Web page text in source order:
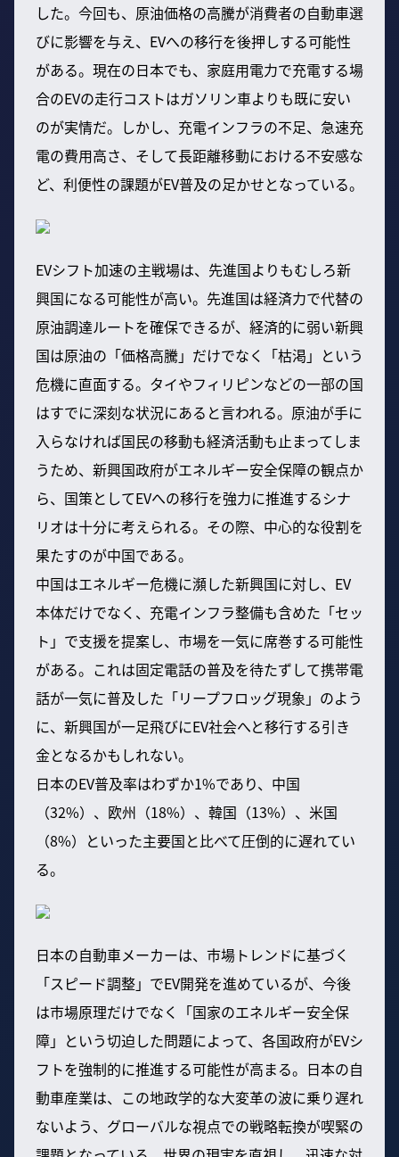
した。今回も、原油価格の高騰が消費者の自動車選
びに影響を与え、EVへの移行を後押しする可能性
がある。現在の日本でも、家庭用電力で充電する場
合のEVの走行コストはガソリン車よりも既に安い
のが実情だ。しかし、充電インフラの不足、急速充
電の費用高さ、そして長距離移動における不安感な
ど、利便性の課題がEV普及の足かせとなっている。
EVシフト加速の主戦場は、先進国よりもむしろ新
興国になる可能性が高い。先進国は経済力で代替の
原油調達ルートを確保できるが、経済的に弱い新興
国は原油の「価格高騰」だけでなく「枯渇」という
危機に直面する。タイやフィリピンなどの一部の国
はすでに深刻な状況にあると言われる。原油が手に
入らなければ国民の移動も経済活動も止まってしま
うため、新興国政府がエネルギー安全保障の観点か
ら、国策としてEVへの移行を強力に推進するシナ
リオは十分に考えられる。その際、中心的な役割を
果たすのが中国である。
中国はエネルギー危機に瀕した新興国に対し、EV
本体だけでなく、充電インフラ整備も含めた「セッ
ト」で支援を提案し、市場を一気に席巻する可能性
がある。これは固定電話の普及を待たずして携帯電
話が一気に普及した「リープフロッグ現象」のよう
に、新興国が一足飛びにEV社会へと移行する引き
金となるかもしれない。
日本のEV普及率はわずか1%であり、中国
（32%）、欧州（18%）、韓国（13%）、米国
（8%）といった主要国と比べて圧倒的に遅れてい
る。
日本の自動車メーカーは、市場トレンドに基づく
「スピード調整」でEV開発を進めているが、今後
は市場原理だけでなく「国家のエネルギー安全保
障」という切迫した問題によって、各国政府がEVシ
フトを強制的に推進する可能性が高まる。日本の自
動車産業は、この地政学的な大変革の波に乗り遅れ
ないよう、グローバルな視点での戦略転換が喫緊の